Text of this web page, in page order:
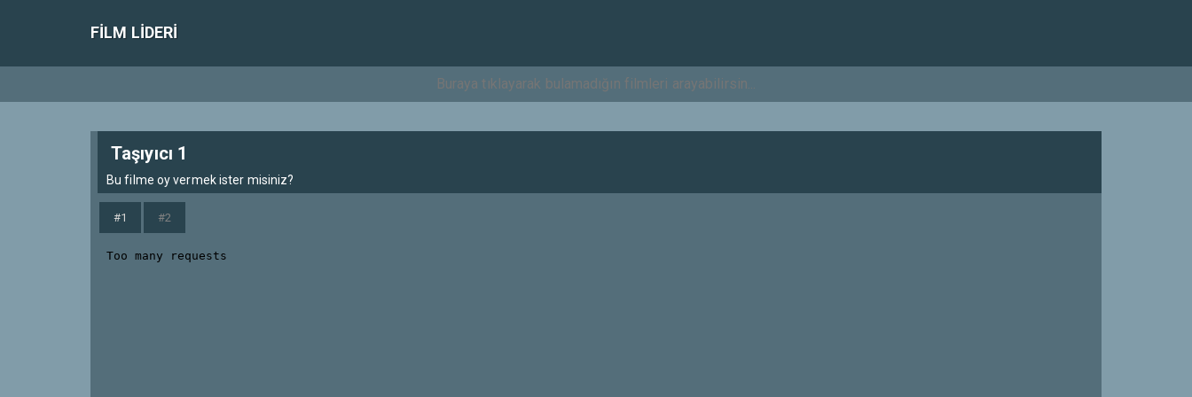
FILM LIDERI
Taşıyıcı 1
Bu filme oy vermek ister misiniz?
#1 #2